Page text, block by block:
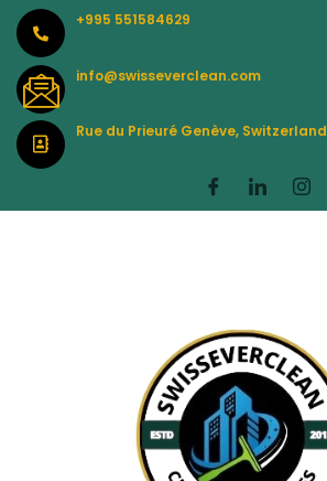
Skip
content
+995 551584629
info@swisseverclean.com
Rue du Prieuré Genève, Switzerland